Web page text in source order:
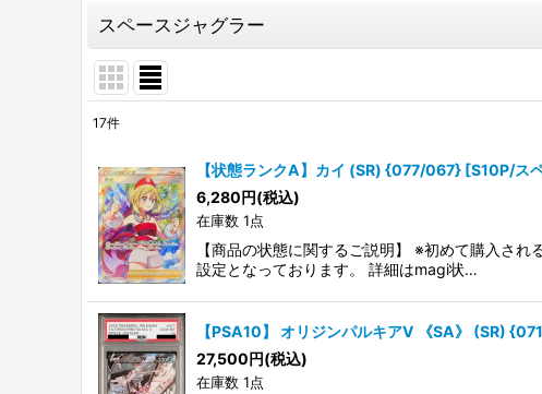
スペースジャグラー
在庫あり
並び順:
17件
【状態ランクA】カイ (SR) {077/067} [S10P/ス
6,280円(税込)
在庫数 1点
【商品の状態に関するご説明】 ※初めて購入さ
設定となっております。 詳細はmagi状…
【PSA10】 オリジンパルキアV 《SA》 (SR)
27,500円(税込)
在庫数 1点